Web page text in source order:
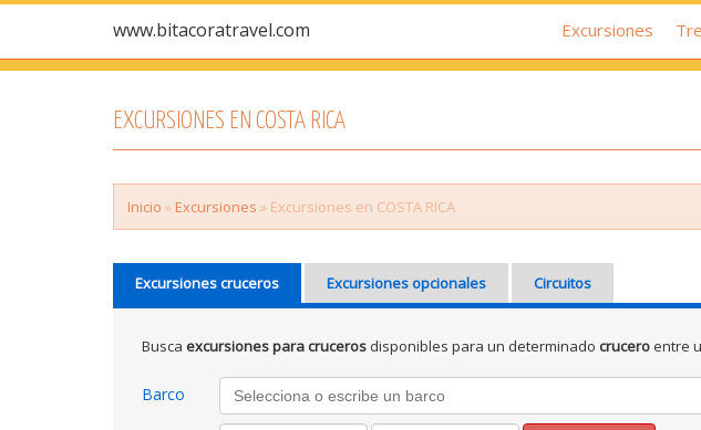
www.bitacoratravel.com Excursiones
EXCURSIONES EN COSTA RICA
Inicio » Excursiones » Excursiones en COSTA RICA
Excursiones cruceros Excursiones opcionales Circuitos
Busca excursiones para cruceros disponibles para un determinado crucero entre
Barco